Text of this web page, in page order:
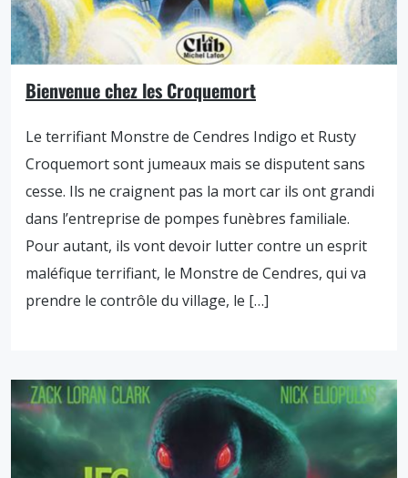
Bienvenue chez les Croquemort
Le terrifiant Monstre de Cendres Indigo et Rusty
Croquemort sont jumeaux mais se disputent sans
cesse. Ils ne craignent pas la mort car ils ont grandi
dans l’entreprise de pompes funèbres familiale.
Pour autant, ils vont devoir lutter contre un esprit
maléfique terrifiant, le Monstre de Cendres, qui va
prendre le contrôle du village, le […]